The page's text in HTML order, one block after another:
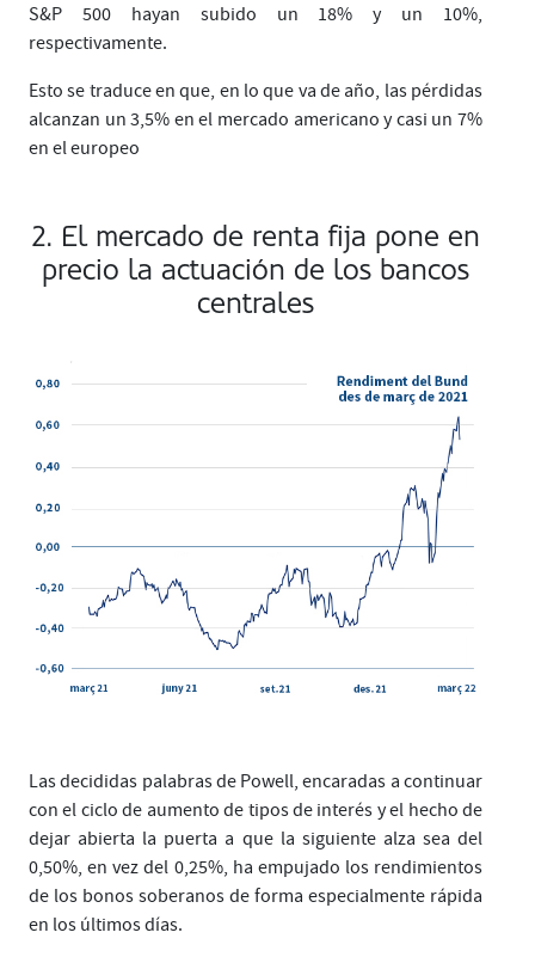
S&P 500 hayan subido un 18% y un 10%,
respectivamente.
Esto se traduce en que, en lo que va de año, las pérdidas
alcanzan un 3,5% en el mercado americano y casi un 7%
en el europeo
2. El mercado de renta fija pone en
precio la actuación de los bancos
centrales
Las decididas palabras de Powell, encaradas a continuar
con el ciclo de aumento de tipos de interés y el hecho de
dejar abierta la puerta a que la siguiente alza sea del
0,50%, en vez del 0,25%, ha empujado los rendimientos
de los bonos soberanos de forma especialmente rápida
en los últimos días.